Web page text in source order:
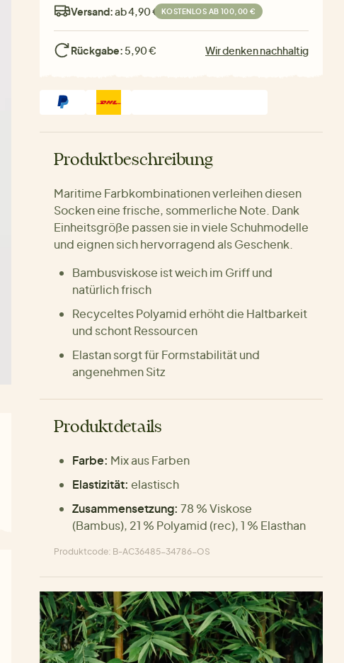
Versand:ab 4,90 € KOSTENLOS AB 100,00 €
Rückgabe: 5,90 € Wir denken nachhaltig
Produktbeschreibung
Maritime Farbkombinationen verleihen diesen
Socken eine frische, sommerliche Note. Dank
Einheitsgröße passen sie in viele Schuhmodelle
und eignen sich hervorragend als Geschenk.
Bambusviskose ist weich im Griff und
natürlich frisch
Recyceltes Polyamid erhöht die Haltbarkeit
und schont Ressourcen
Elastan sorgt für Formstabilität und
angenehmen Sitz
Produktdetails
Farbe: Mix aus Farben
Elastizität: elastisch
Zusammensetzung: 78 % Viskose
(Bambus), 21 % Polyamid (rec), 1 % Elasthan
Produktcode: B-AC36485-34786-OS